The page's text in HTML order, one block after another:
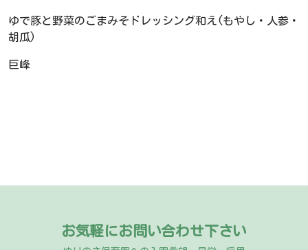
ゆで豚と野菜のごまみそドレッシング和え(もやし・人参・
胡瓜)
巨峰
お気軽にお問い合わせ下さい